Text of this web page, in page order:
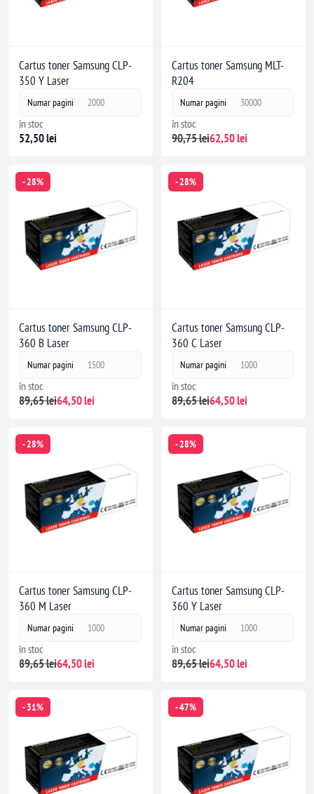
Cartus toner Samsung CLP-
350 Y Laser
Numar pagini 2000
în stoc
52,50 lei
Cartus toner Samsung MLT-
R204
Numar pagini 30000
în stoc
90,75 lei62,50 lei
- 28%
Cartus toner Samsung CLP-
360 B Laser
Numar pagini 1500
în stoc
89,65 lei64,50 lei
- 28%
Cartus toner Samsung CLP-
360 C Laser
Numar pagini 1000
în stoc
89,65 lei64,50 lei
- 28%
Cartus toner Samsung CLP-
360 M Laser
Numar pagini 1000
în stoc
89,65 lei64,50 lei
- 28%
Cartus toner Samsung CLP-
360 Y Laser
Numar pagini 1000
în stoc
89,65 lei64,50 lei
- 31% - 47%